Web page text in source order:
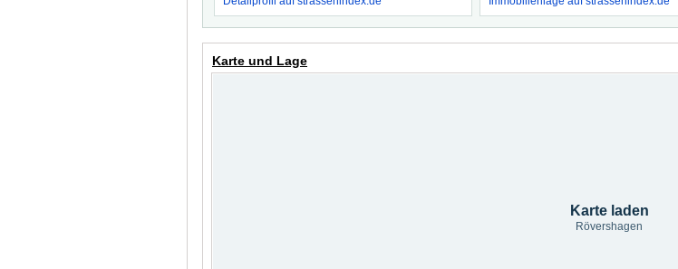
Karte und Lage
Karte laden
Rövershagen